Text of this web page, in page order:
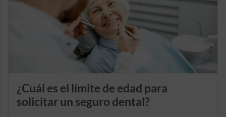
¿Cuál es el límite de edad para
solicitar un seguro dental?